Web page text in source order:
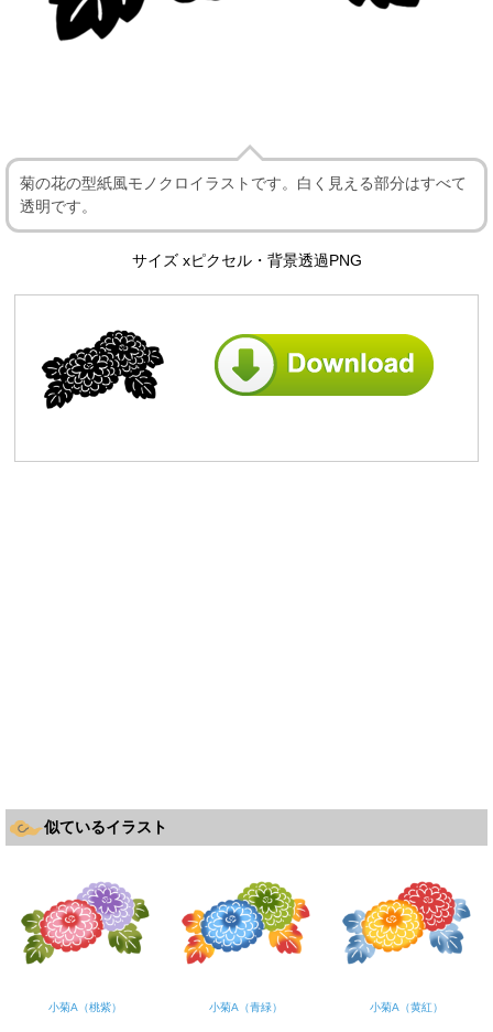
菊の花の型紙風モノクロイラストです。白く見える部分はすべて
透明です。
サイズ xピクセル・背景透過PNG
似ているイラスト
小菊A（桃紫） 小菊A（青緑） 小菊A（黄紅）